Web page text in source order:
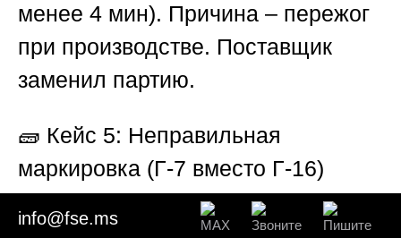
менее 4 мин). Причина – пережог
при производстве. Поставщик
заменил партию.
🧱 Кейс 5: Неправильная
маркировка (Г-7 вместо Г-16)
В документах значилась марка
info@fse.ms